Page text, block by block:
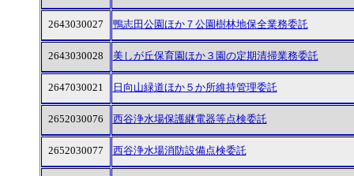
2643030027 鴨志田公園ほか７公園樹林地保全業務委託
2643030028 美しが丘保育園ほか３園の定期清掃業務委託
2647030021 日向山緑道ほか５か所維持管理委託
2652030076 西谷浄水場保護継電器等点検委託
2652030077 西谷浄水場消防設備点検委託